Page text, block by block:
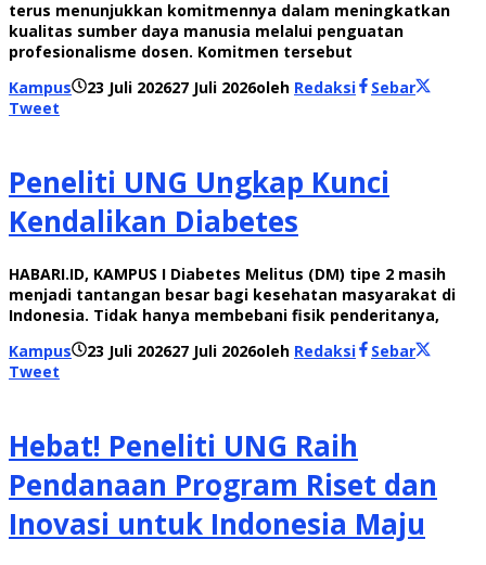
terus menunjukkan komitmennya dalam meningkatkan
kualitas sumber daya manusia melalui penguatan
profesionalisme dosen. Komitmen tersebut
Kampus
23 Juli 202627 Juli 2026oleh Redaksi
Sebar
Tweet
Peneliti UNG Ungkap Kunci
Kendalikan Diabetes
HABARI.ID, KAMPUS I Diabetes Melitus (DM) tipe 2 masih
menjadi tantangan besar bagi kesehatan masyarakat di
Indonesia. Tidak hanya membebani fisik penderitanya,
Kampus
23 Juli 202627 Juli 2026oleh Redaksi
Sebar
Tweet
Hebat! Peneliti UNG Raih
Pendanaan Program Riset dan
Inovasi untuk Indonesia Maju